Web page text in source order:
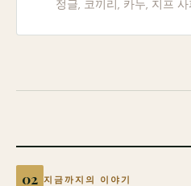
정글, 코끼리, 카누, 지프
지금까지의 이야기